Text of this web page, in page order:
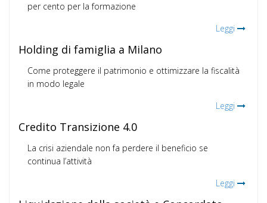
per cento per la formazione
Leggi
Holding di famiglia a Milano
Come proteggere il patrimonio e ottimizzare la fiscalità
in modo legale
Leggi
Credito Transizione 4.0
La crisi aziendale non fa perdere il beneficio se
continua l’attività
Leggi